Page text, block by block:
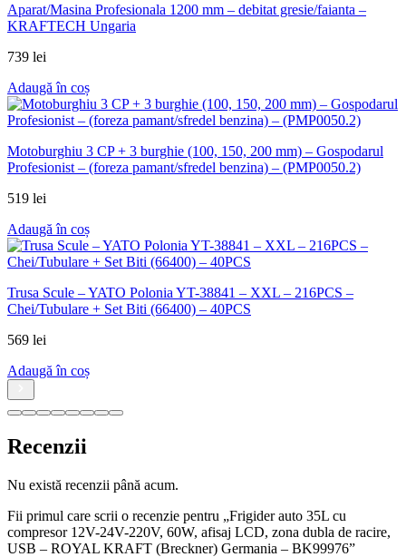
Recenzii
Nu există recenzii până acum.
Fii primul care scrii o recenzie pentru „Frigider auto 35L cu
compresor 12V-24V-220V, 60W, afisaj LCD, zona dubla de racire,
USB – ROYAL KRAFT (Breckner) Germania – BK99976”